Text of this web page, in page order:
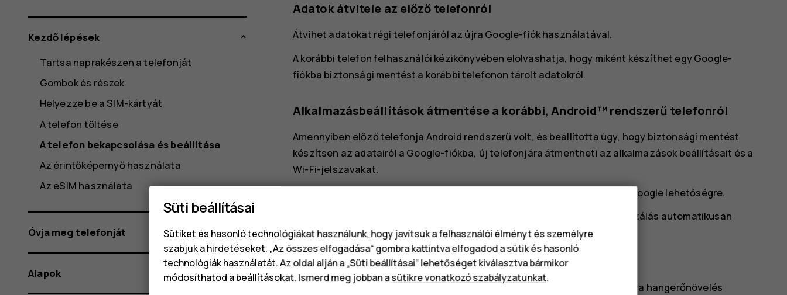
Adatok átvitele az előző telefonról
Átvihet adatokat régi telefonjáról az újra Google-fiók használatával.
A korábbi telefon felhasználói kézikönyvében elolvashatja, hogy miként készíthet egy Google-
fiókba biztonsági mentést a korábbi telefonon tárolt adatokról.
Alkalmazásbeállítások átmentése a korábbi, Android™ rendszerű telefonról
Amennyiben előző telefonja Android rendszerű volt, és beállította úgy, hogy biztonsági mentést
készítsen az adatairól a Google-fiókba, új telefonjára átmentheti az alkalmazások beállításait és a
Wi-Fi-jelszavakat.
Googlelehetőségre.
Válassza ki az új telefonon helyreállítani kívánt adatokat. A szinkronizálás automatikusan
megkezdődik, amikor telefonja csatlakozik az internetre.
A telefon kikapcsolása
A telefon kikapcsolásához nyomja meg egyszerre a bekapcsológombot és a hangerőnövelés
Kezdő lépések
Tartsa naprakészen a telefonját
Gombok és részek
Helyezze be a SIM-kártyát
A telefon töltése
A telefon bekapcsolása és beállítása
Az érintőképernyő használata
Az eSIM használata
Óvja meg telefonját
Alapok
Süti beállításai
Sütiket és hasonló technológiákat használunk, hogy javítsuk a felhasználói élményt és személyre
szabjuk a hirdetéseket. „Az összes elfogadása“ gombra kattintva elfogadod a sütik és hasonló
technológiák használatát. Az oldal alján a „Süti beállításai“ lehetőséget kiválasztva bármikor
módosíthatod a beállításokat. Ismerd meg jobban asütikre vonatkozó szabályzatunkat.